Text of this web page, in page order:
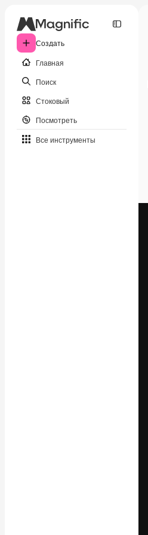
Создать
Главная
Поиск
Стоковый
Посмотреть
Все инструменты